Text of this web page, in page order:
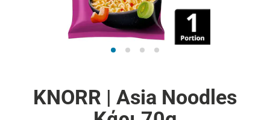
KNORR | Asia Noodles